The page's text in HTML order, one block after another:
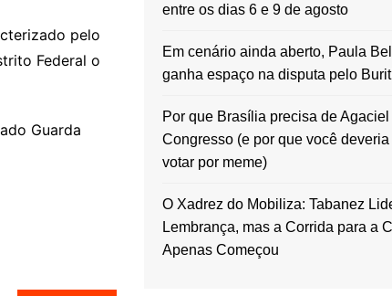
pelo
Federal o
Guarda
entre os dias 6 e 9 de agosto
Em cenário ainda aberto, Paula
ganha espaço na disputa pelo
Por que Brasília precisa de
Congresso (e por que você
votar por meme)
O Xadrez do Mobiliza: Tabanez
Lembrança, mas a Corrida para a
Apenas Começou